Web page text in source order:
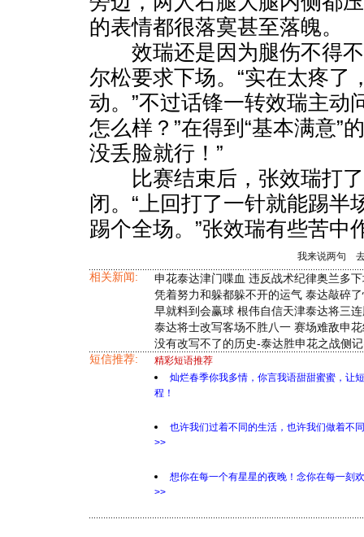
的表情都很落寞甚至落魄。
效瑞还是因为腿伤不得不
尔松要求下场。“实在太疼了
动。”不过话锋一转效瑞主动
怎么样？”在得到“基本满意”
没丢脸就行！”
比赛结束后，张效瑞打了
闭。“上回打了一针就能踢半
踢个全场。”张效瑞有些苦中
我来说两句
相关新闻:
申花泰达津门喋血 违反战术纪律奥兰多
凭着努力和躲都躲不开的运气 泰达敲碎
早就料到会赢球 根伟自信天津泰达将三
泰达将士改写客场不胜八一 赛场难敌申
没有改写不了的历史-泰达胜申花之战侧记
短信推荐:
精彩短语推荐
灿烂春季你我多情，你言我语甜甜蜜蜜，让
程！
也许我们过着不同的生活，也许我们做着
>>
想你在每一个有星星的夜晚！念你在每一
>>